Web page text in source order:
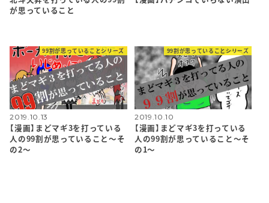
が思っていること
99割が思っていることシリーズ
2019.10.13
【漫画】まどマギ3を打っている
人の99割が思っていること〜そ
の2〜
99割が思っていることシリーズ
2019.10.10
【漫画】まどマギ3を打っている
人の99割が思っていること〜そ
の1〜